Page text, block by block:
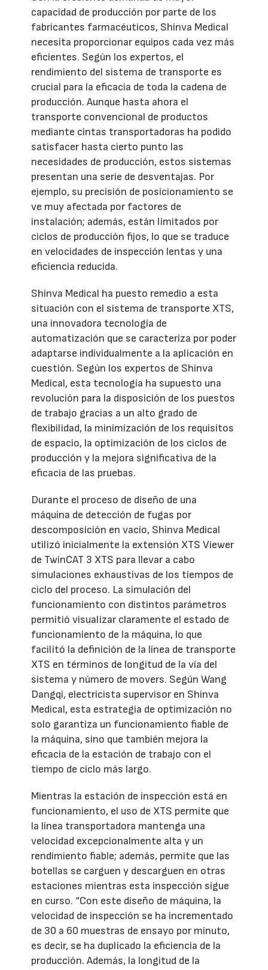
capacidad de producción por parte de los
fabricantes farmacéuticos, Shinva Medical
necesita proporcionar equipos cada vez más
eficientes. Según los expertos, el
rendimiento del sistema de transporte es
crucial para la eficacia de toda la cadena de
producción. Aunque hasta ahora el
transporte convencional de productos
mediante cintas transportadoras ha podido
satisfacer hasta cierto punto las
necesidades de producción, estos sistemas
presentan una serie de desventajas. Por
ejemplo, su precisión de posicionamiento se
ve muy afectada por factores de
instalación; además, están limitados por
ciclos de producción fijos, lo que se traduce
en velocidades de inspección lentas y una
eficiencia reducida.
Shinva Medical ha puesto remedio a esta
situación con el sistema de transporte XTS,
una innovadora tecnología de
automatización que se caracteriza por poder
adaptarse individualmente a la aplicación en
cuestión. Según los expertos de Shinva
Medical, esta tecnología ha supuesto una
revolución para la disposición de los puestos
de trabajo gracias a un alto grado de
flexibilidad, la minimización de los requisitos
de espacio, la optimización de los ciclos de
producción y la mejora significativa de la
eficacia de las pruebas.
Durante el proceso de diseño de una
máquina de detección de fugas por
descomposición en vacío, Shinva Medical
utilizó inicialmente la extensión XTS Viewer
de TwinCAT 3 XTS para llevar a cabo
simulaciones exhaustivas de los tiempos de
ciclo del proceso. La simulación del
funcionamiento con distintos parámetros
permitió visualizar claramente el estado de
funcionamiento de la máquina, lo que
facilitó la definición de la línea de transporte
XTS en términos de longitud de la vía del
sistema y número de movers. Según Wang
Dangqi, electricista supervisor en Shinva
Medical, esta estrategia de optimización no
solo garantiza un funcionamiento fiable de
la máquina, sino que también mejora la
eficacia de la estación de trabajo con el
tiempo de ciclo más largo.
Mientras la estación de inspección está en
funcionamiento, el uso de XTS permite que
la línea transportadora mantenga una
velocidad excepcionalmente alta y un
rendimiento fiable; además, permite que las
botellas se carguen y descarguen en otras
estaciones mientras esta inspección sigue
en curso. “Con este diseño de máquina, la
velocidad de inspección se ha incrementado
de 30 a 60 muestras de ensayo por minuto,
es decir, se ha duplicado la eficiencia de la
producción. Además, la longitud de la